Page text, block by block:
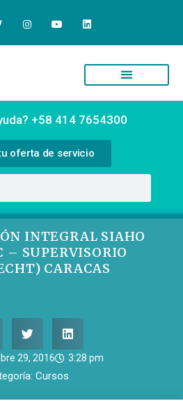
+58 414 7654300
oferta de servicio
INTEGRAL SIAHO
– SUPERVISORIO
CARACAS
29, 2016 3:28 pm
Cursos